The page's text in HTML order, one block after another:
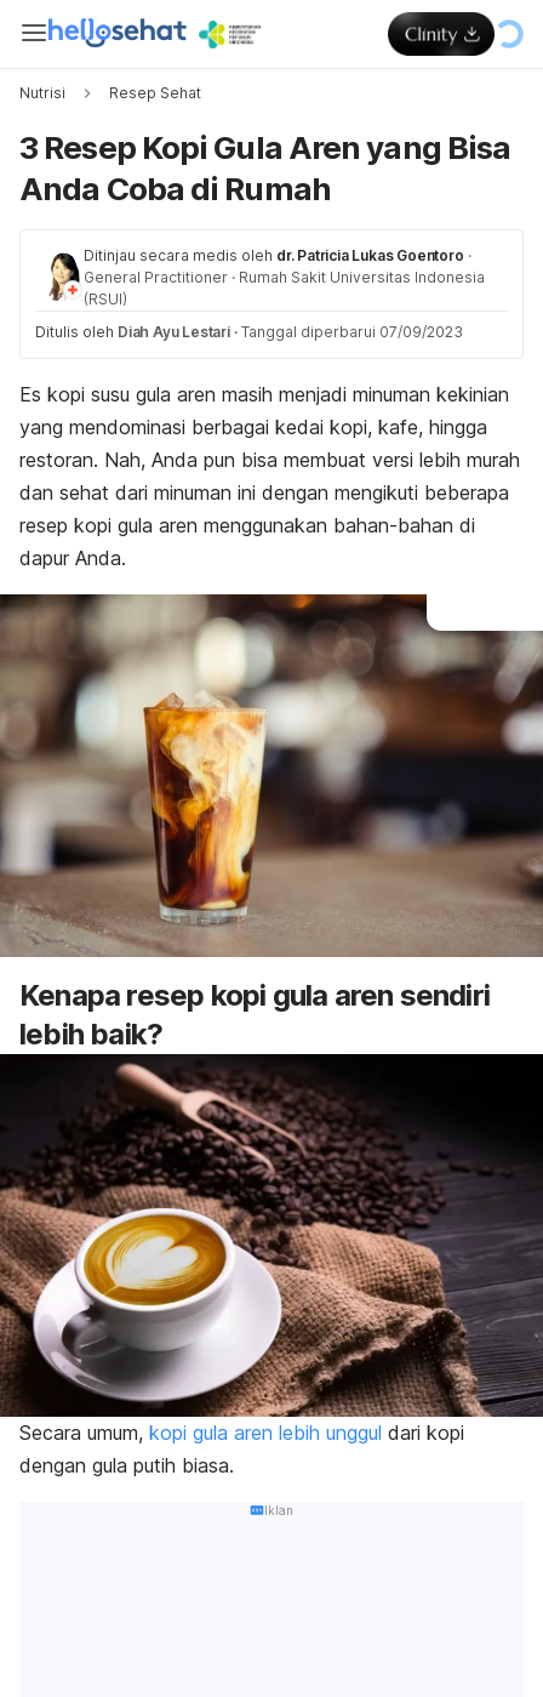
Nutrisi Resep Sehat
3 Resep Kopi Gula Aren yang Bisa
Anda Coba di Rumah
Ditinjau secara medis oleh dr. Patricia Lukas Goentoro ·
General Practitioner · Rumah Sakit Universitas Indonesia
(RSUI)
Ditulis oleh Diah Ayu Lestari · Tanggal diperbarui 07/09/2023
Es kopi susu gula aren masih menjadi minuman kekinian
yang mendominasi berbagai kedai kopi, kafe, hingga
restoran. Nah, Anda pun bisa membuat versi lebih murah
dan sehat dari minuman ini dengan mengikuti beberapa
resep kopi gula aren menggunakan bahan-bahan di
dapur Anda.
Kenapa resep kopi gula aren sendiri
lebih baik?
Secara umum, kopi gula aren lebih unggul dari kopi
dengan gula putih biasa.
Iklan